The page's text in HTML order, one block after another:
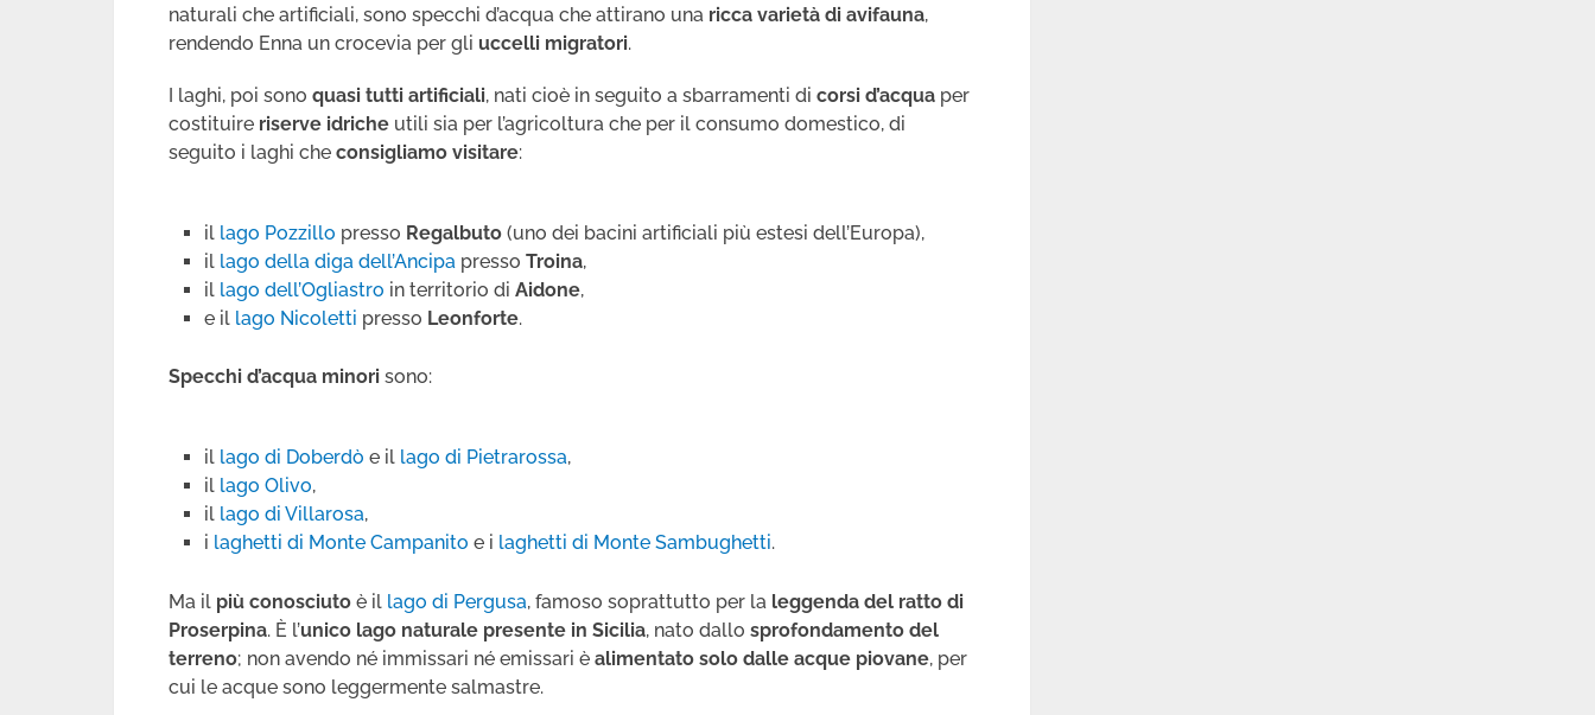
naturali che artificiali, sono specchi d’acqua che attirano una ricca varietà di avifauna,
rendendo Enna un crocevia per gli uccelli migratori.
I laghi, poi sono quasi tutti artificiali, nati cioè in seguito a sbarramenti di corsi d’acqua per
costituire riserve idriche utili sia per l’agricoltura che per il consumo domestico, di
seguito i laghi che consigliamo visitare:
il lago Pozzillo presso Regalbuto (uno dei bacini artificiali più estesi dell’Europa),
il lago della diga dell’Ancipa pressoTroina,
il lago dell’Ogliastro in territorio diAidone,
e il lago Nicoletti presso Leonforte.
Specchi d’acqua minori sono:
il lago di Doberdò e il lago di Pietrarossa,
il lago Olivo,
il lago di Villarosa,
i laghetti di Monte Campanito e i laghetti di Monte Sambughetti.
Ma il più conosciuto è il lago di Pergusa, famoso soprattutto per la leggenda del ratto di
Proserpina. È l’unico lago naturale presente in Sicilia, nato dallo sprofondamento del
terreno; non avendo né immissari né emissari è alimentato solo dalle acque piovane, per
cui le acque sono leggermente salmastre.